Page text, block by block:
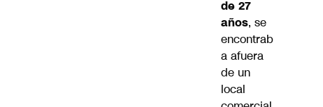
de 27
años, se
encontrab
a afuera
de un
local